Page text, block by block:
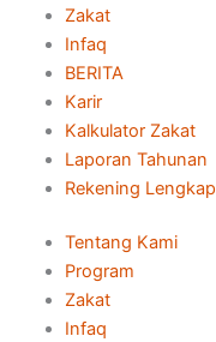
Zakat
Infaq
BERITA
Karir
Kalkulator Zakat
Laporan Tahunan
Rekening Lengkap
Tentang Kami
Program
Zakat
Infaq